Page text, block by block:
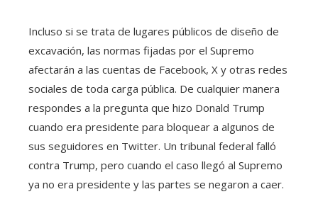
Incluso si se trata de lugares públicos de diseño de
excavación, las normas fijadas por el Supremo
afectarán a las cuentas de Facebook, X y otras redes
sociales de toda carga pública. De cualquier manera
respondes a la pregunta que hizo Donald Trump
cuando era presidente para bloquear a algunos de
sus seguidores en Twitter. Un tribunal federal falló
contra Trump, pero cuando el caso llegó al Supremo
ya no era presidente y las partes se negaron a caer.